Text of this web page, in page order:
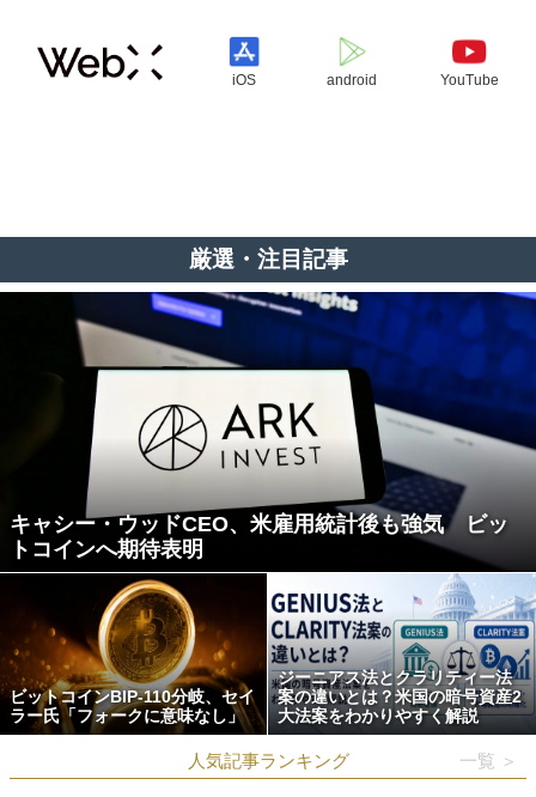
iOS android YouTube
厳選・注目記事
キャシー・ウッドCEO、米雇用統計後も強気 ビッ
トコインへ期待表明
ビットコインBIP-110分岐、セイ
ラー氏「フォークに意味なし」
ジーニアス法とクラリティー法
案の違いとは？米国の暗号資産2
大法案をわかりやすく解説
人気記事ランキング 一覧 ＞